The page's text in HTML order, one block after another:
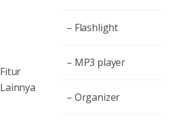
Fitur
Lainnya
– Flashlight
– MP3 player
– Organizer